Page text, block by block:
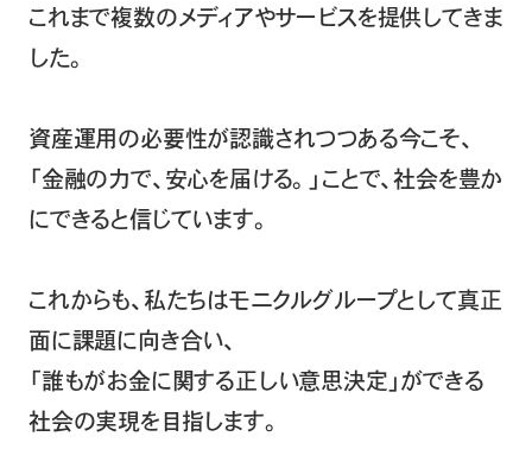
これまで複数のメディアやサービスを提供してきま
した。
資産運用の必要性が認識されつつある今こそ、
「金融の力で、安心を届ける。」ことで、社会を豊か
にできると信じています。
これからも、私たちはモニクルグループとして真正
面に課題に向き合い、
「誰もがお金に関する正しい意思決定」ができる
社会の実現を目指します。